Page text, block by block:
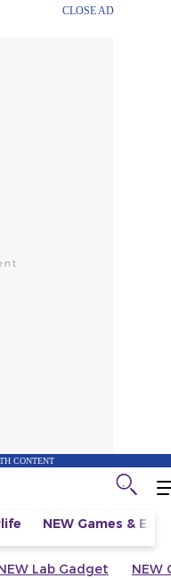
CLOSE AD
CONTENT
NEW Games &
Lab Gadget NEW